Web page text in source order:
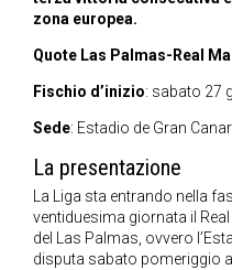
zona europea.
Quote Las Palmas-Real
Fischio d’inizio: sabato 27
Sede: Estadio de Gran
La presentazione
La Liga sta entrando nella
ventiduesima giornata il
del Las Palmas, ovvero
disputa sabato pomeriggio